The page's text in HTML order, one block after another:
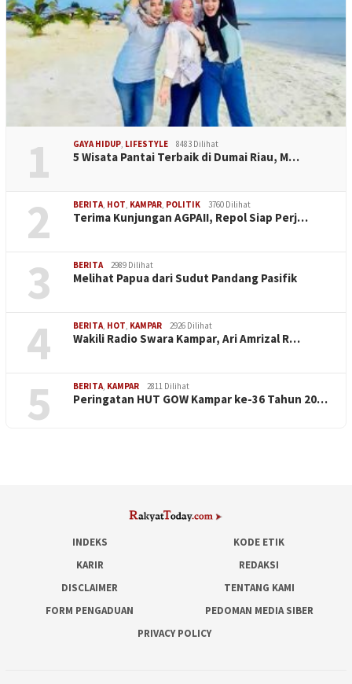
1 GAYA HIDUP, LIFESTYLE 8483 Dilihat
5 Wisata Pantai Terbaik di Dumai Riau, M…
2 BERITA, HOT, KAMPAR, POLITIK 3760 Dilihat
Terima Kunjungan AGPAII, Repol Siap Perj…
3 BERITA 2989 Dilihat
Melihat Papua dari Sudut Pandang Pasifik
4 BERITA, HOT, KAMPAR 2926 Dilihat
Wakili Radio Swara Kampar, Ari Amrizal R…
5 BERITA, KAMPAR 2811 Dilihat
Peringatan HUT GOW Kampar ke-36 Tahun 20…
INDEKS
KODE ETIK
KARIR
REDAKSI
DISCLAIMER
TENTANG KAMI
FORM PENGADUAN
PEDOMAN MEDIA SIBER
PRIVACY POLICY